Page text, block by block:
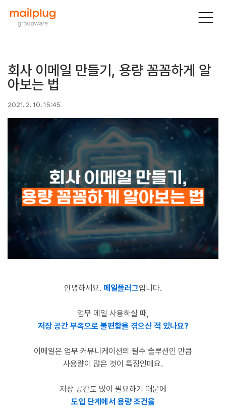
회사 이메일 만들기, 용량 꼼꼼하게 알
아보는 법
2021. 2. 10. 15:45
안녕하세요. 메일플러그입니다.
업무 메일 사용하실 때,
저장 공간 부족으로 불편함을 겪으신 적 있나요?
이메일은 업무 커뮤니케이션의 필수 솔루션인 만큼
사용량이 많은 것이 특징인데요.
저장 공간도 많이 필요하기 때문에
도입 단계에서 용량 조건을